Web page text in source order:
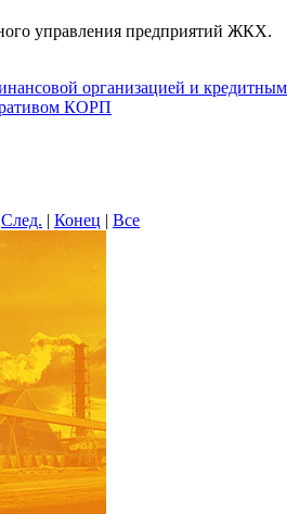
управления предприятий ЖКХ.
организацией и кредитным
КОРП
След. | Конец | Все